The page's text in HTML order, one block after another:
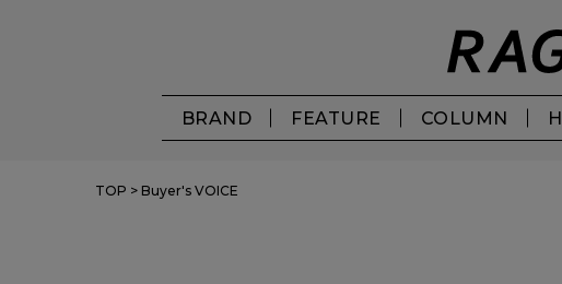
BRAND FEATURE COLUMN
TOP > Buyer's VOICE